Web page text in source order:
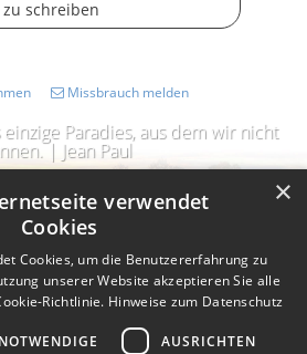
zu schreiben
Paradies, aus dem wir nicht
| Jean Paul
Missbrauch melden
×
verwendet
Cookies
Cookies, um die Benutzererfahrung zu
unserer Website akzeptieren Sie alle
Richtlinie. Hinweise zum Datenschutz
AUSRICHTEN